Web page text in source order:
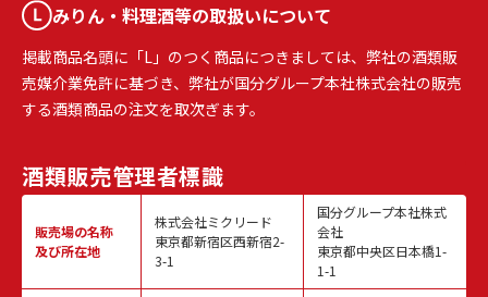
みりん・料理酒等の取扱いについて
掲載商品名頭に「L」のつく商品につきましては、弊社の酒類販
売媒介業免許に基づき、弊社が国分グループ本社株式会社の販売
する酒類商品の注文を取次ぎます。
酒類販売管理者標識
販売場の名称
及び所在地
株式会社ミクリード
東京都新宿区西新宿2-
3-1
国分グループ本社株式
会社
東京都中央区日本橋1-
1-1